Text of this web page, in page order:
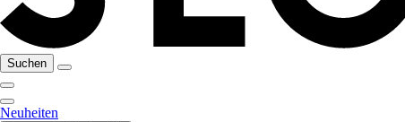
Suchen
Neuheiten